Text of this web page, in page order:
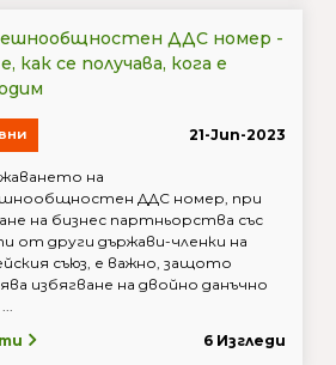
ДДС номер -
как се получава, кога е
21-Jun-2023
на
ДДС номер, при
на бизнес партньорства със
от други държави-членки на
съюз, е важно, защото
избягване на двойно данъчно
6 Изгледи